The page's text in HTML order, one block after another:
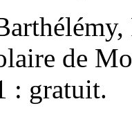
de
: gratuit.